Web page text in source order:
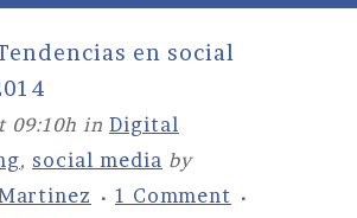
en social
09:10h in Digital
, social media by
1 Comment